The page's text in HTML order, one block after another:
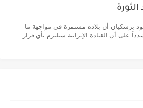
بزشكيان أن بلاده مستمرة في مواجهة ما
على أن القيادة الإيرانية ستلتزم بأي قرار